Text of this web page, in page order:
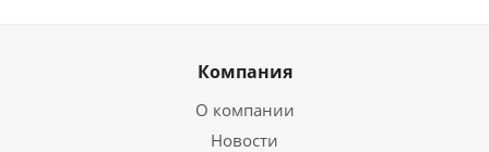
Компания
О компании
Новости